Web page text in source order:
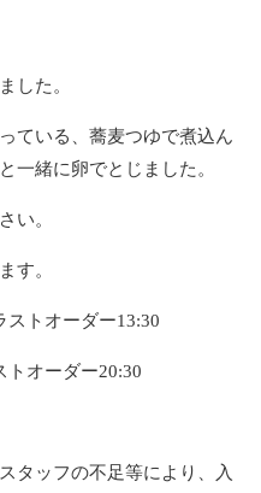
した。
ている、蕎麦つゆで煮込ん
一緒に卵でとじました。
い。
す。
ストオーダー13:30
トオーダー20:30
タッフの不足等により、入